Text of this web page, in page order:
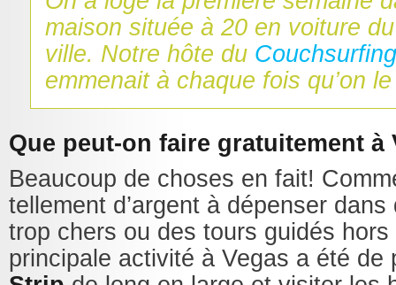
maison située à 20 en voiture
ville. Notre hôte du Couchsurfing
emmenait à chaque fois qu’on
Que peut-on faire gratuitement à
Beaucoup de choses en fait!
tellement d’argent à dépenser
trop chers ou des tours guidés
principale activité à Vegas a été de